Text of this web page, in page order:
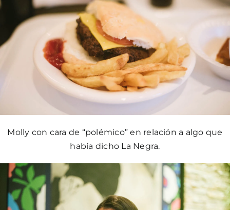
Molly con cara de “polémico” en relación a algo que
había dicho La Negra.